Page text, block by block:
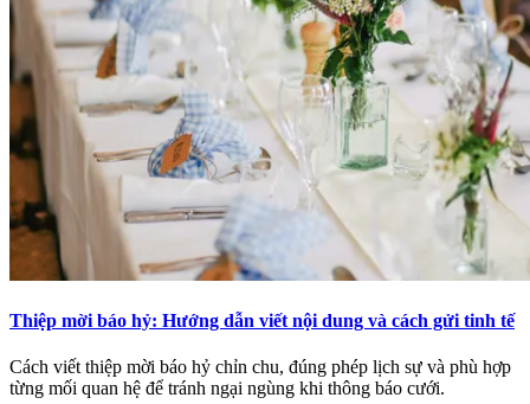
Thiệp mời báo hỷ: Hướng dẫn viết nội dung và cách gửi tinh tế
Cách viết thiệp mời báo hỷ chỉn chu, đúng phép lịch sự và phù hợp
từng mối quan hệ để tránh ngại ngùng khi thông báo cưới.